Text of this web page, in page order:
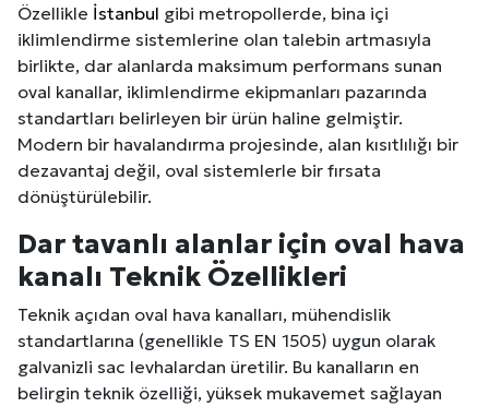
Özellikle İstanbul gibi metropollerde, bina içi
iklimlendirme sistemlerine olan talebin artmasıyla
birlikte, dar alanlarda maksimum performans sunan
oval kanallar, iklimlendirme ekipmanları pazarında
standartları belirleyen bir ürün haline gelmiştir.
Modern bir havalandırma projesinde, alan kısıtlılığı bir
dezavantaj değil, oval sistemlerle bir fırsata
dönüştürülebilir.
Dar tavanlı alanlar için oval hava
kanalı Teknik Özellikleri
Teknik açıdan oval hava kanalları, mühendislik
standartlarına (genellikle TS EN 1505) uygun olarak
galvanizli sac levhalardan üretilir. Bu kanalların en
belirgin teknik özelliği, yüksek mukavemet sağlayan